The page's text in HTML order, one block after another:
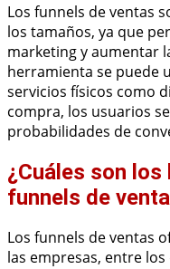
Los funnels de ventas
los tamaños, ya que
marketing y aumentar
herramienta se puede
servicios físicos como
compra, los usuarios
probabilidades de
¿Cuáles son
funnels de
Los funnels de ventas
las empresas, entre